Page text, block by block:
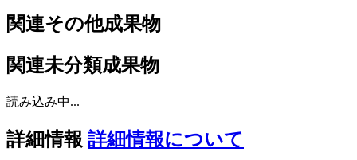
関連その他成果物
関連未分類成果物
読み込み中...
詳細情報 詳細情報について